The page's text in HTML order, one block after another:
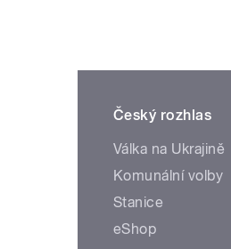
Český rozhlas
Válka na Ukrajině
Komunální volby
Stanice
eShop